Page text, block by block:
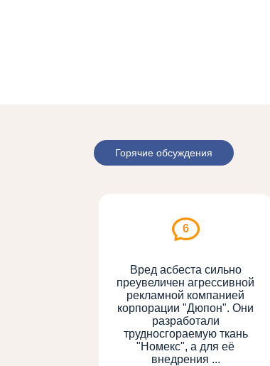
Горячие обсуждения
6
Вред асбеста сильно
преувеличен агрессивной
рекламной компанией
корпорации "Дюпон". Они
разработали
трудносгораемую ткань
"Номекс", а для её
внедрения ...